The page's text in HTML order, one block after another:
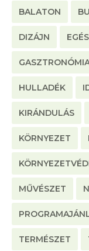
BALATON
DIZÁJN
HULLADÉK
KIRÁNDULÁS
KÖRNYEZET
MŰVÉSZET
TERMÉSZET